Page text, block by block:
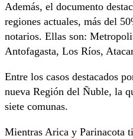
Además, el documento
regiones actuales, más del
notarios. Ellas son:
Antofagasta, Los Ríos,
Entre los casos destacados
nueva Región del Ñuble, la
siete comunas.
Mientras Arica y Parinacota